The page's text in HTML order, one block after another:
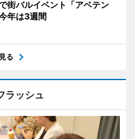
街バルイベント「アベテン
年は3週間
る
ラッシュ